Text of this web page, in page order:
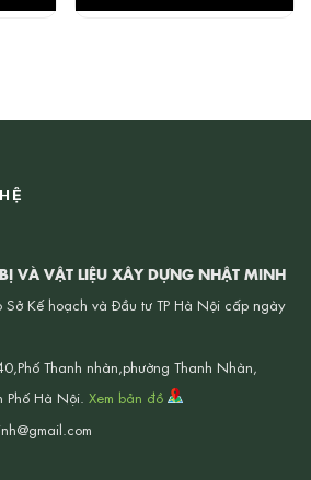
VÀ VẬT LIỆU XÂY DỰNG NHẬT MINH
Sở Kế hoạch và Đầu tư TP Hà Nội cấp ngày
Thanh nhàn,phường Thanh Nhàn,
Phố Hà Nội. Xem bản đồ